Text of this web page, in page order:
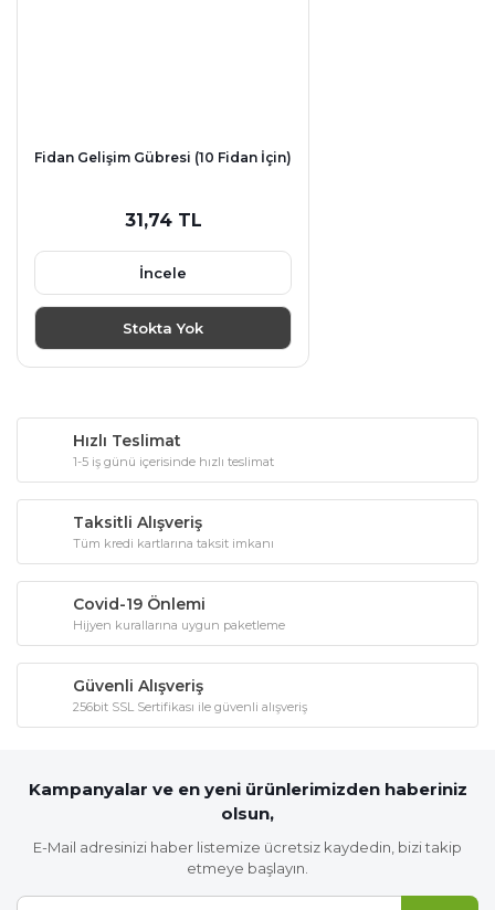
Fidan Gelişim Gübresi (10 Fidan İçin)
31,74 TL
İncele
Stokta Yok
Hızlı Teslimat
1-5 iş günü içerisinde hızlı teslimat
Taksitli Alışveriş
Tüm kredi kartlarına taksit imkanı
Covid-19 Önlemi
Hijyen kurallarına uygun paketleme
Güvenli Alışveriş
256bit SSL Sertifikası ile güvenli alışveriş
Kampanyalar ve en yeni ürünlerimizden haberiniz
olsun,
E-Mail adresinizi haber listemize ücretsiz kaydedin, bizi takip
etmeye başlayın.